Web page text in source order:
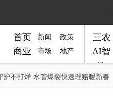
首页 新闻 政策
商业 市场 地产
三农
AI智
造
护不打烊 水管爆裂快速理赔暖新春